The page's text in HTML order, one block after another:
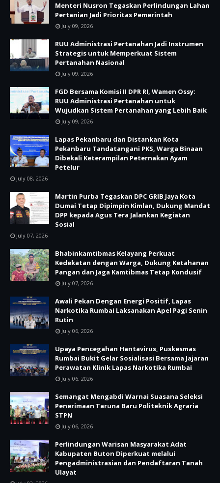
Menteri Nusron Tegaskan Perlindungan Lahan
Pertanian Jadi Prioritas Pemerintah
July 09, 2026
RUU Administrasi Pertanahan Jadi Instrumen
Strategis untuk Memperkuat Sistem
Pertanahan Nasional
July 09, 2026
FGD Bersama Komisi II DPR RI, Wamen Ossy:
RUU Administrasi Pertanahan untuk
Wujudkan Sistem Pertanahan yang Lebih Baik
July 09, 2026
Lapas Pekanbaru dan Distankan Kota
Pekanbaru Tandatangani PKS, Warga Binaan
Dibekali Keterampilan Peternakan Ayam
Petelur
July 08, 2026
Martin Purba Tegaskan DPC GRIB Jaya Kota
Dumai Tetap Dipimpin Kimlan, Dukung Mandat
DPP kepada Agus Tera Jalankan Kegiatan
Sosial
July 07, 2026
Bhabinkamtibmas Kelayang Perkuat
Kedekatan dengan Warga, Dukung Ketahanan
Pangan dan Jaga Kamtibmas Tetap Kondusif
July 07, 2026
Awali Pekan Dengan Energi Positif, Lapas
Narkotika Rumbai Laksanakan Apel Pagi Senin
Rutin
July 06, 2026
Upaya Pencegahan Hantavirus, Puskesmas
Rumbai Bukit Gelar Sosialisasi Bersama Jajaran
Perawatan Klinik Lapas Narkotika Rumbai
July 06, 2026
Semangat Mengabdi Warnai Suasana Seleksi
Penerimaan Taruna Baru Politeknik Agraria
STPN
July 06, 2026
Perlindungan Warisan Masyarakat Adat
Kabupaten Buton Diperkuat melalui
Pengadministrasian dan Pendaftaran Tanah
Ulayat